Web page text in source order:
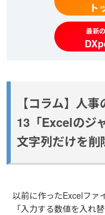
ト
最新
【コラム】人
13「Excelのジ
文字列だけを削
以前に作ったExcelファ
「入力する数値を入れ